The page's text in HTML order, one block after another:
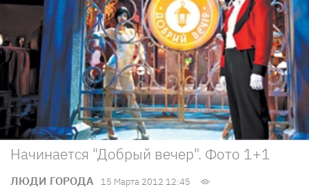
Начинается "Добрый вечер". Фото 1+1
ЛЮДИ ГОРОДА 15 Марта 2012 12:45